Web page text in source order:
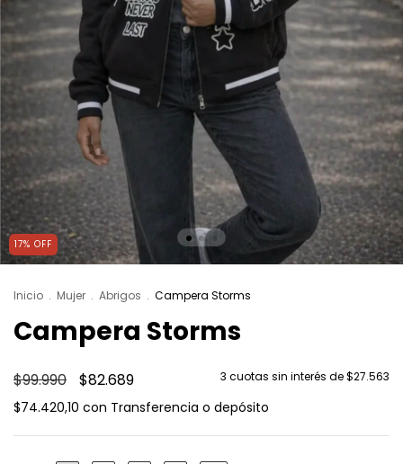
17% OFF
Inicio . Mujer . Abrigos . Campera Storms
Campera Storms
$99.990 $82.689 3 cuotas sin interés de$27.563
$74.420,10 con Transferencia o depósito